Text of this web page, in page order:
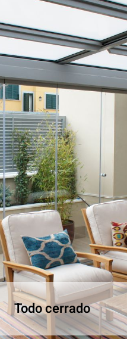
Todo cerrado